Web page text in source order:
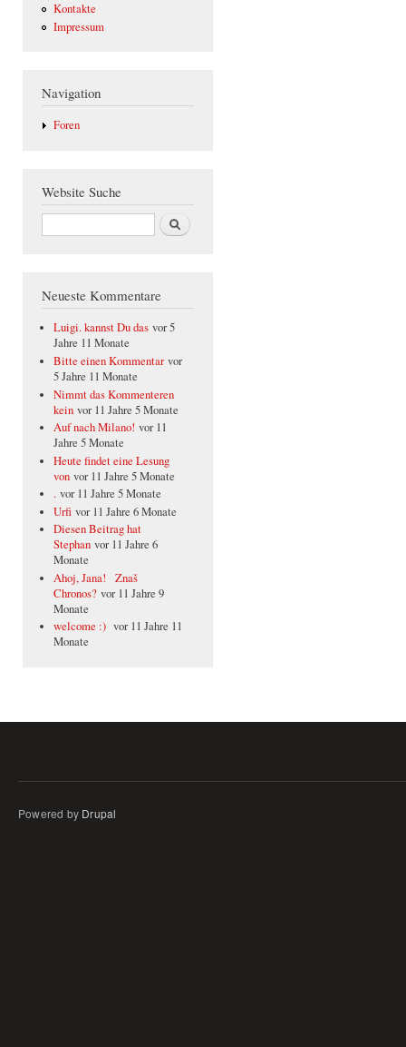
Kontakte
Impressum
Navigation
Foren
Website Suche
Suche
Neueste Kommentare
Luigi. kannst Du das vor 5
Jahre 11 Monate
Bitte einen Kommentar vor
5 Jahre 11 Monate
Nimmt das Kommenteren
kein vor 11 Jahre 5 Monate
Auf nach Milano! vor 11
Jahre 5 Monate
Heute findet eine Lesung
von vor 11 Jahre 5 Monate
. vor 11 Jahre 5 Monate
Urfi vor 11 Jahre 6 Monate
Diesen Beitrag hat
Stephan vor 11 Jahre 6
Monate
Ahoj, Jana! Znaš
Chronos? vor 11 Jahre 9
Monate
welcome :) vor 11 Jahre 11
Monate
Powered by Drupal